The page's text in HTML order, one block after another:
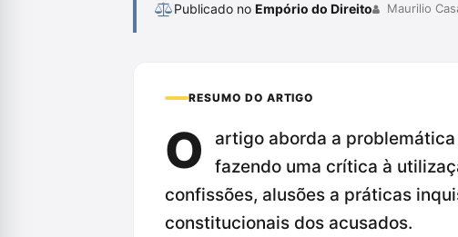
Publicado no Empório do Direito Maurilio
RESUMO DO ARTIGO
O
artigo aborda a
fazendo uma crítica à
confissões, alusões a práticas
constitucionais dos acusados.